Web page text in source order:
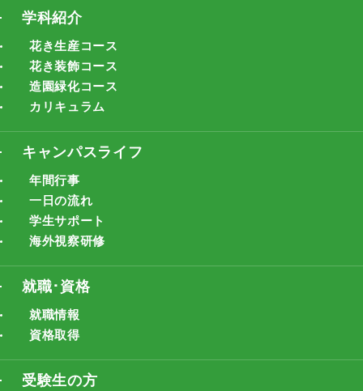
学科紹介
花き生産コース
花き装飾コース
造園緑化コース
カリキュラム
キャンパスライフ
年間行事
一日の流れ
学生サポート
海外視察研修
就職･資格
就職情報
資格取得
受験生の方